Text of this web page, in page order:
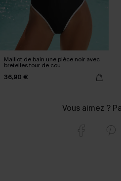
Maillot de bain une pièce noir avec
bretelles tour de cou
36,90 €
Vous aimez ?